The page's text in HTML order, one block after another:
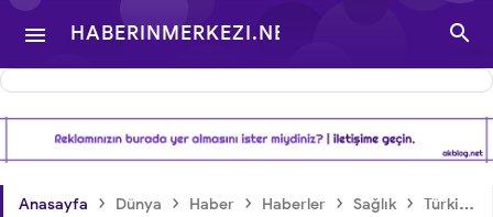
 HABERINMERKEZI.NET
- TÜRKIYE VE DÜNYA
GÜNDEMINDEN

Anasayfa › Dünya › Haber › Haberler › Sağlık › Türkiye